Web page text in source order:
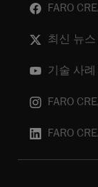
FARO
최신 뉴스
기술 사례
FARO
FARO